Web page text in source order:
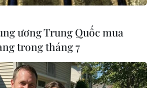
ương Trung Quốc mua
trong tháng 7